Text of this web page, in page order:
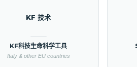
KF 技术
KF科技生命科学工具
Italy & other EU countries